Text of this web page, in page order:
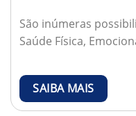
São inúmeras
Saúde Física,
SAIBA MAIS